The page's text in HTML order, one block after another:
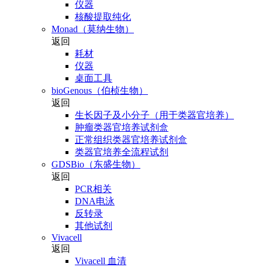
仪器
核酸提取纯化
Monad（莫纳生物）
返回
耗材
仪器
桌面工具
bioGenous（伯桢生物）
返回
生长因子及小分子（用于类器官培养）
肿瘤类器官培养试剂盒
正常组织类器官培养试剂盒
类器官培养全流程试剂
GDSBio（东盛生物）
返回
PCR相关
DNA电泳
反转录
其他试剂
Vivacell
返回
Vivacell 血清